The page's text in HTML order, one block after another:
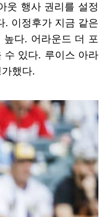
웃 행사 권리를 설정
. 이정후가 지금 같은
높다. 어라운드 더 포
수 있다. 루이스 아라
했다.